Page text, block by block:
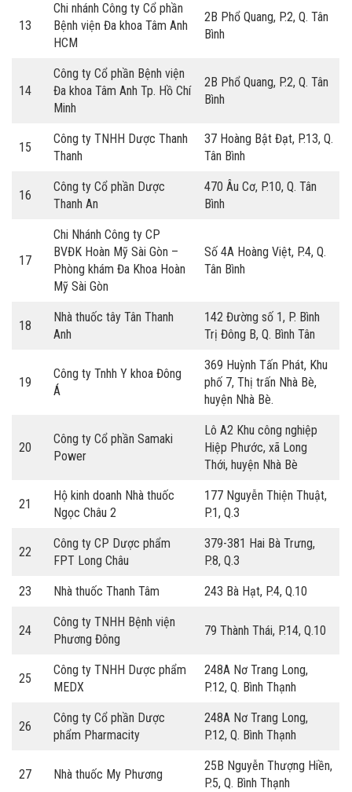
13
Chi nhánh Công ty Cổ phần
Bệnh viện Đa khoa Tâm Anh
HCM
2B Phổ Quang, P.2, Q. Tân
Bình
14
Công ty Cổ phần Bệnh viện
Đa khoa Tâm Anh Tp. Hồ Chí
Minh
2B Phổ Quang, P.2, Q. Tân
Bình
15
Công ty TNHH Dược Thanh
Thanh
37 Hoàng Bật Đạt, P.13, Q.
Tân Bình
16
Công ty Cổ phần Dược
Thanh An
470 Âu Cơ, P.10, Q. Tân
Bình
17
Chi Nhánh Công ty CP
BVĐK Hoàn Mỹ Sài Gòn –
Phòng khám Đa Khoa Hoàn
Mỹ Sài Gòn
Số 4A Hoàng Việt, P.4, Q.
Tân Bình
18
Nhà thuốc tây Tân Thanh
Anh
142 Đường số 1, P. Bình
Trị Đông B, Q. Bình Tân
19
Công ty Tnhh Y khoa Đông
Á
369 Huỳnh Tấn Phát, Khu
phố 7, Thị trấn Nhà Bè,
huyện Nhà Bè.
20
Công ty Cổ phần Samaki
Power
Lô A2 Khu công nghiệp
Hiệp Phước, xã Long
Thới, huyện Nhà Bè
21
Hộ kinh doanh Nhà thuốc
Ngọc Châu 2
177 Nguyễn Thiện Thuật,
P.1, Q.3
22
Công ty CP Dược phẩm
FPT Long Châu
379-381 Hai Bà Trưng,
P.8, Q.3
23 Nhà thuốc Thanh Tâm 243 Bà Hạt, P.4, Q.10
24
Công ty TNHH Bệnh viện
Phương Đông
79 Thành Thái, P.14, Q.10
25
Công ty TNHH Dược phẩm
MEDX
248A Nơ Trang Long,
P.12, Q. Bình Thạnh
26
Công ty Cổ phần Dược
phẩm Pharmacity
248A Nơ Trang Long,
P.12, Q. Bình Thạnh
27 Nhà thuốc My Phương
25B Nguyễn Thượng Hiền,
P.5, Q. Bình Thạnh